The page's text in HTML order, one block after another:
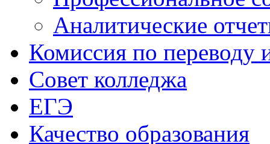
Аналитические
Комиссия по переводу
Совет колледжа
ЕГЭ
Качество образования